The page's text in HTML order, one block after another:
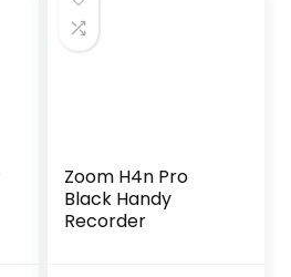
Zoom H4n Pro
Black Handy
Recorder